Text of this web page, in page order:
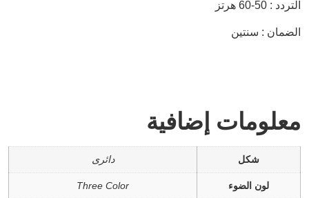
التردد : 50-60 هرتز
الضمان : سنتين
معلومات إضافية
شكل دائرى
لون الضوء Three Color